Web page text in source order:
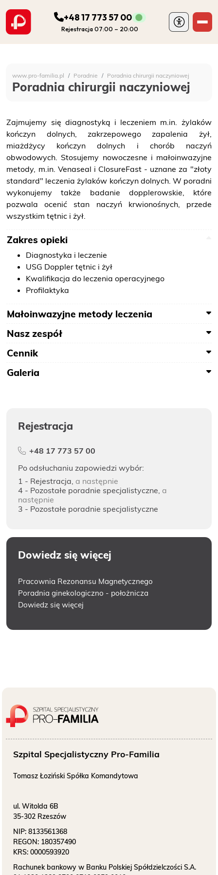
Szpital Specjalistyczny
+48 17 773 57 00
Rejestracja 07:00 – 20:00
PORADNIE
DIAGNOSTYKA
POZOSTAŁA DZIAŁALNOŚĆ SZPITALA
DLA PACJENTA
O NAS
KONTAKT
ONKOLOGIA
STOMATOLOGIA
SZUKAJ
Badania prenatalne
wczesna diagnostyka
Przyjęcie do szpitala
www.pro-familia.pl Poradnie Poradnia chirurgii naczyniowej
Poradnia chirurgii naczyniowej
Zajmujemy się diagnostyką i leczeniem m.in. żylaków
kończyn dolnych, zakrzepowego zapalenia żył,
miażdżycy kończyn dolnych i chorób naczyń
obwodowych. Stosujemy nowoczesne i małoinwazyjne
metody, m.in. Venaseal i ClosureFast - uznane za "złoty
standard" leczenia żylaków kończyn dolnych. W poradni
wykonujemy także badanie dopplerowskie, które
pozwala ocenić stan naczyń krwionośnych, przede
wszystkim tętnic i żył.
Zakres opieki
Diagnostyka i leczenie
USG Doppler tętnic i żył
Kwalifikacja do leczenia operacyjnego
Profilaktyka
Małoinwazyjne metody leczenia
Nasz zespół
Cennik
Galeria
Rejestracja
+48 17 773 57 00
Po odsłuchaniu zapowiedzi wybór:
1 - Rejestracja, a następnie
4 - Pozostałe poradnie specjalistyczne, a
następnie
3 - Pozostałe poradnie specjalistyczne
Dowiedz się więcej
Pracownia Rezonansu Magnetycznego
Poradnia ginekologiczno - położnicza
Dowiedz się więcej
Szpital Specjalistyczny Pro-Familia
Tomasz Łoziński Spółka Komandytowa
ul. Witolda 6B
35-302 Rzeszów
NIP: 8133561368
REGON: 180357490
KRS: 0000593920
Rachunek bankowy w Banku Polskiej Spółdzielczości S.A.